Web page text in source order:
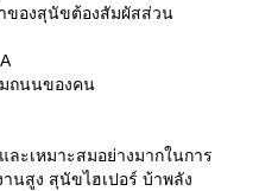
ของสุนัขต้องสัมผัสส่วน
ถนนของคน
ละเหมาะสมอย่างมากในการ
นสูง สุนัขไฮเปอร์ บ้าพลัง